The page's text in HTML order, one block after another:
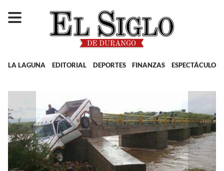
LA LAGUNA EDITORIAL DEPORTES FINANZAS ESPECTÁCULOS